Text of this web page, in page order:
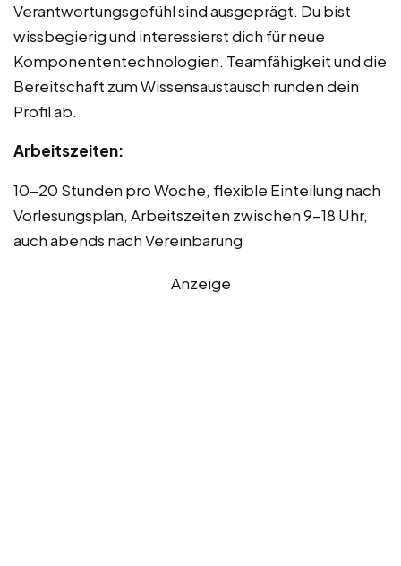
Verantwortungsgefühl sind ausgeprägt. Du bist
wissbegierig und interessierst dich für neue
Komponententechnologien. Teamfähigkeit und die
Bereitschaft zum Wissensaustausch runden dein
Profil ab.
Arbeitszeiten:
10-20 Stunden pro Woche, flexible Einteilung nach
Vorlesungsplan, Arbeitszeiten zwischen 9-18 Uhr,
auch abends nach Vereinbarung
Anzeige